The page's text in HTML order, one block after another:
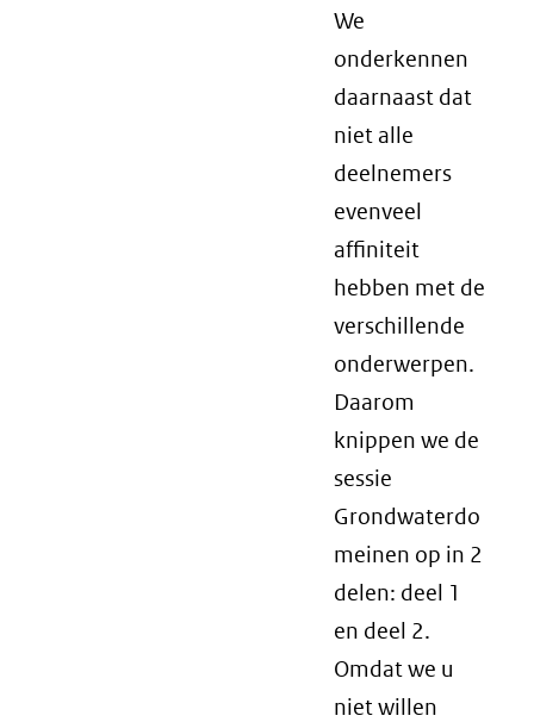
We
onderkennen
daarnaast dat
niet alle
deelnemers
evenveel
affiniteit
hebben met de
verschillende
onderwerpen.
Daarom
knippen we de
sessie
Grondwaterdo
meinen op in 2
delen: deel 1
en deel 2.
Omdat we u
niet willen